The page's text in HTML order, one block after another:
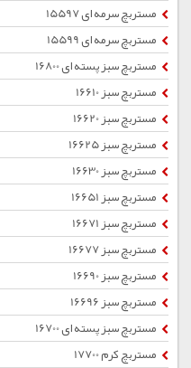
مستربچ سرمه ای 15597
مستربچ سرمه ای 15599
مستربچ سبز پسته ای 16800
مستربچ سبز 16610
مستربچ سبز 16620
مستربچ سبز 16625
مستربچ سبز 16630
مستربچ سبز 16651
مستربچ سبز 16671
مستربچ سبز 16677
مستربچ سبز 16690
مستربچ سبز 16696
مستربچ سبز پسته ای 16700
مستربچ کرم 17700